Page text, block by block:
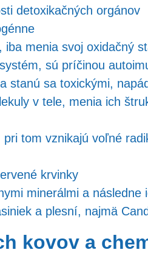
detoxikačných orgánov
iba menia svoj oxidačný
sú príčinou
stanú sa toxickými,
v tele, menia ich
pri tom vznikajú voľné
krvinky
minerálmi a následne
a plesní, najmä
kovov a